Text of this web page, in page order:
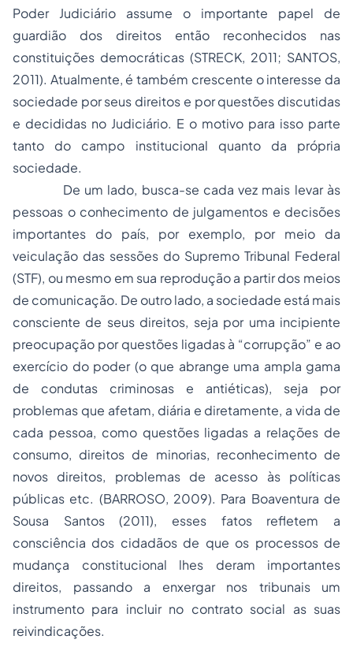
Poder Judiciário assume o importante papel de
guardião dos direitos então reconhecidos nas
constituições democráticas (STRECK, 2011; SANTOS,
2011). Atualmente, é também crescente o interesse da
sociedade por seus direitos e por questões discutidas
e decididas no Judiciário. E o motivo para isso parte
tanto do campo institucional quanto da própria
sociedade.
De um lado, busca-se cada vez mais levar às
pessoas o conhecimento de julgamentos e decisões
importantes do país, por exemplo, por meio da
veiculação das sessões do Supremo Tribunal Federal
(STF), ou mesmo em sua reprodução a partir dos meios
de comunicação. De outro lado, a sociedade está mais
consciente de seus direitos, seja por uma incipiente
preocupação por questões ligadas à “corrupção” e ao
exercício do poder (o que abrange uma ampla gama
de condutas criminosas e antiéticas), seja por
problemas que afetam, diária e diretamente, a vida de
cada pessoa, como questões ligadas a relações de
consumo, direitos de minorias, reconhecimento de
novos direitos, problemas de acesso às políticas
públicas etc. (BARROSO, 2009). Para Boaventura de
Sousa Santos (2011), esses fatos refletem a
consciência dos cidadãos de que os processos de
mudança constitucional lhes deram importantes
direitos, passando a enxergar nos tribunais um
instrumento para incluir no contrato social as suas
reivindicações.